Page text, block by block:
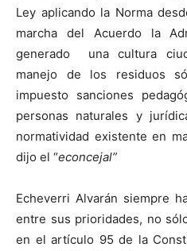
Ley aplicando la Norma
marcha del Acuerdo la
generado una cultura
manejo de los residuos
impuesto sanciones
personas naturales y
normatividad existente en
dijo el “econcejal”
Echeverri Alvarán siempre
entre sus prioridades, no
en el artículo 95 de la